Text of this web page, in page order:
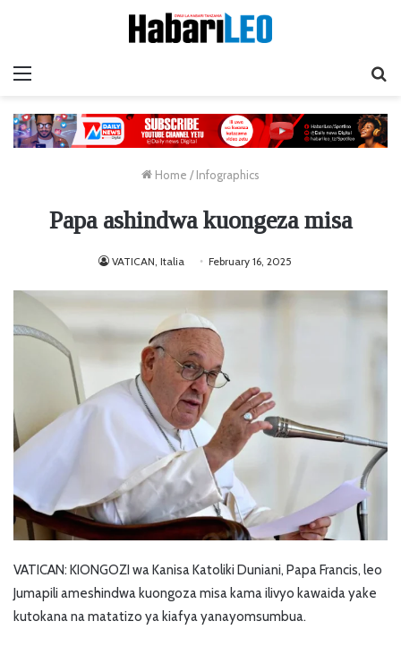
Home / Infographics
Papa ashindwa kuongeza misa
VATICAN, Italia February 16, 2025
VATICAN: KIONGOZI wa Kanisa Katoliki Duniani, Papa Francis, leo
Jumapili ameshindwa kuongoza misa kama ilivyo kawaida yake
kutokana na matatizo ya kiafya yanayomsumbua.